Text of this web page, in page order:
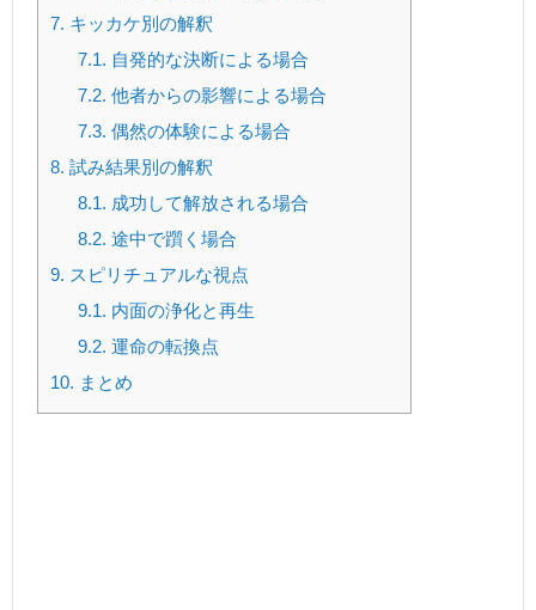
7. キッカケ別の解釈
7.1. 自発的な決断による場合
7.2. 他者からの影響による場合
7.3. 偶然の体験による場合
8. 試み結果別の解釈
8.1. 成功して解放される場合
8.2. 途中で躓く場合
9. スピリチュアルな視点
9.1. 内面の浄化と再生
9.2. 運命の転換点
10. まとめ